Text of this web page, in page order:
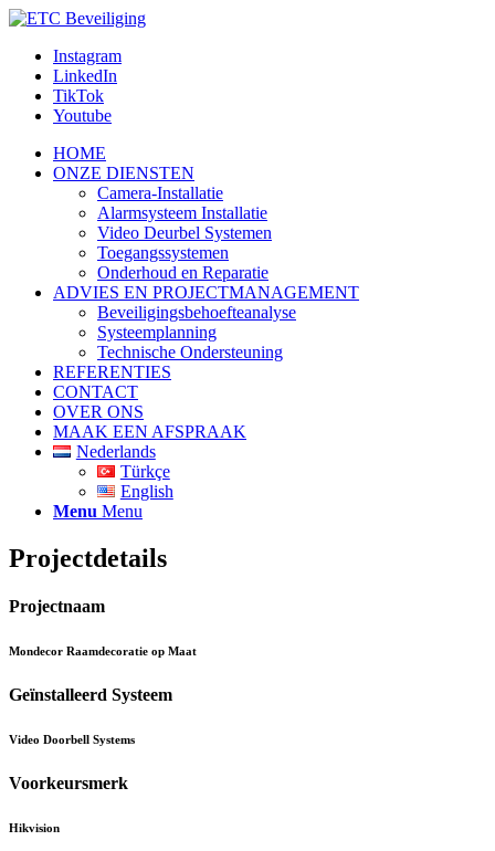
Instagram
LinkedIn
TikTok
Youtube
HOME
ONZE DIENSTEN
Camera-Installatie
Alarmsysteem Installatie
Video Deurbel Systemen
Toegangssystemen
Onderhoud en Reparatie
ADVIES EN PROJECTMANAGEMENT
Beveiligingsbehoefteanalyse
Systeemplanning
Technische Ondersteuning
REFERENTIES
CONTACT
OVER ONS
MAAK EEN AFSPRAAK
Nederlands
Türkçe
English
Menu Menu
Projectdetails
Projectnaam
Mondecor Raamdecoratie op Maat
Geïnstalleerd Systeem
Video Doorbell Systems
Voorkeursmerk
Hikvision